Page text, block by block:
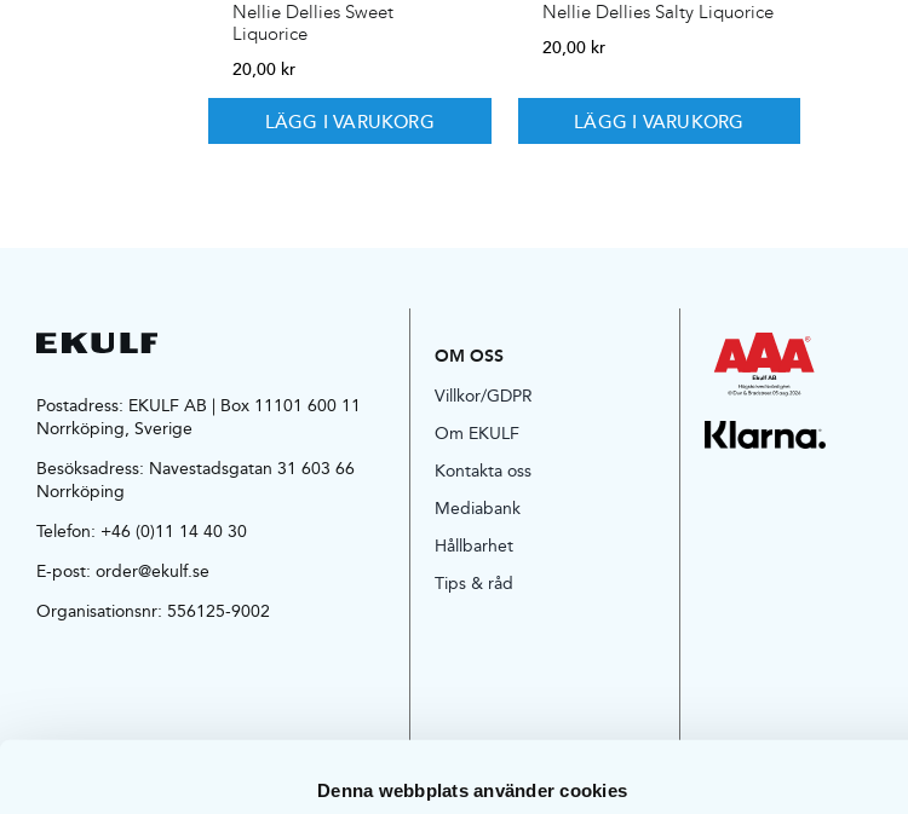
Denna webbplats använder cookies
Nellie Dellies Sweet
Liquorice
20,00 kr
LÄGG I VARUKORG
Nellie Dellies Salty Liquorice
20,00 kr
LÄGG I VARUKORG
Postadress: EKULF AB | Box 11101 600 11
Norrköping, Sverige
Besöksadress: Navestadsgatan 31 603 66
Norrköping
Telefon: +46 (0)11 14 40 30
E-post: order@ekulf.se
Organisationsnr: 556125-9002
OM OSS
Villkor/GDPR
Om EKULF
Kontakta oss
Mediabank
Hållbarhet
Tips & råd